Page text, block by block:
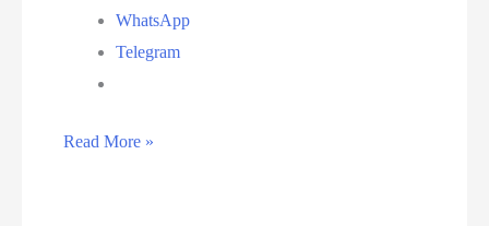
WhatsApp
Telegram
Brasil
Read More »